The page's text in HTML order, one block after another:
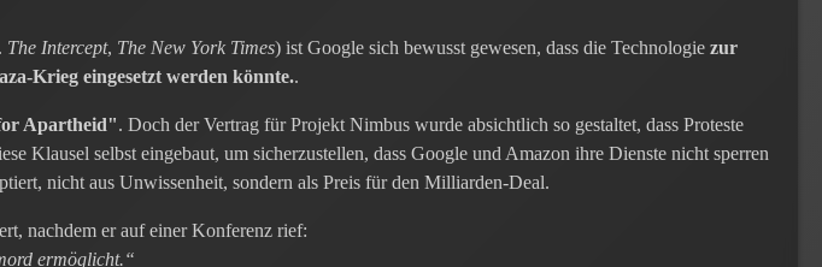
The Intercept, The New York Times) ist Google sich bewusst gewesen, dass die Technologie zur
Krieg eingesetzt werden könnte..
Apartheid". Doch der Vertrag für Projekt Nimbus wurde absichtlich so gestaltet, dass Proteste
Klausel selbst eingebaut, um sicherzustellen, dass Google und Amazon ihre Dienste nicht sperren
nicht aus Unwissenheit, sondern als Preis für den Milliarden-Deal.
nachdem er auf einer Konferenz rief:
ermöglicht.“